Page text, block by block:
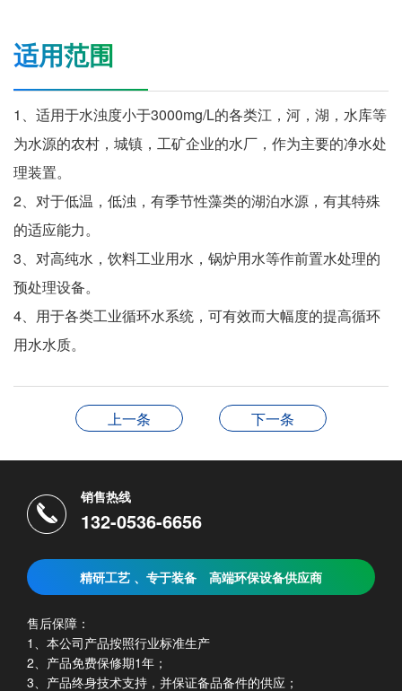
适用范围
1、适用于水浊度小于3000mg/L的各类江，河，湖，水库等
为水源的农村，城镇，工矿企业的水厂，作为主要的净水处
理装置。
2、对于低温，低浊，有季节性藻类的湖泊水源，有其特殊
的适应能力。
3、对高纯水，饮料工业用水，锅炉用水等作前置水处理的
预处理设备。
4、用于各类工业循环水系统，可有效而大幅度的提高循环
用水水质。
上一条 下一条
销售热线
132-0536-6656
精研工艺 、专于装备 高端环保设备供应商
售后保障：
1、本公司产品按照行业标准生产
2、产品免费保修期1年；
3、产品终身技术支持，并保证备品备件的供应；